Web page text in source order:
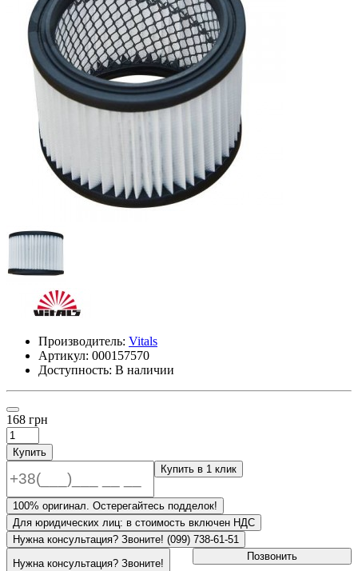
Производитель: Vitals
Артикул: 000157570
Доступность: В наличии
168 грн
Купить
Купить в 1 клик
100% оригинал. Остерегайтесь подделок!
Для юридических лиц: в стоимость включен НДС
Нужна консультация? Звоните! (099) 738-61-51
Нужна консультация? Звоните!
Позвонить